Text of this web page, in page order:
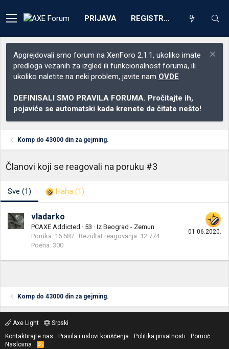
PRIJAVA REGISTRACIJA
Apgrejdovali smo forum na XenForo 2.1.1, ukoliko imate
predloga vezanih za izgled ili funkcionalnost foruma, ili
ukoliko naletite na neki problem, javite nam OVDE
DEFINISALI SMO PRAVILA FORUMA. Pročitajte ih,
pojaviće se automatski kada krenete da čitate nešto!
Komp do 43000 din za gejming.
Članovi koji se reagovali na poruku #3
Sve (1) Haha (1)
01.06.2020.
vladarko
PCAXE Addicted · 53 · Iz Beograd - Zemun
Poruka 16.587 Rezultat reagovanja 12.774
Poena 300
Komp do 43000 din za gejming.
Axe Light
Srpski
Kontaktirajte nas
Pravila i uslovi korišćenja Politika privatnosti
Pomoć
Naslovna
R